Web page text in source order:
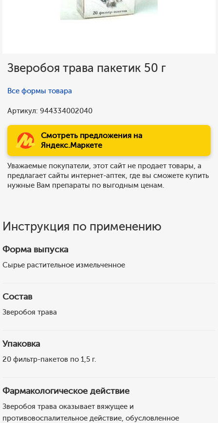
Зверобоя трава пакетик 50 г
Все формы товара
Артикул: 944334002040
Смотреть предложения на
Яндекс.Маркете
Уважаемые покупатели, этот сайт не продает товары, а
предлагает сайты интернет-аптек, где вы сможете купить
нужные Вам препараты по выгодным ценам.
Инструкция по применению
Форма выпуска
Сырье растительное измельченное
Состав
Зверобоя трава
Упаковка
20 фильтр-пакетов по 1,5 г.
Фармакологическое действие
Зверобоя трава оказывает вяжущее и
противовоспалительное действие, обусловленное